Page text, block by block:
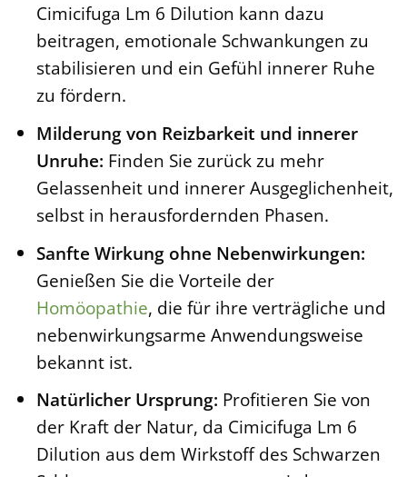
Cimicifuga Lm 6 Dilution kann dazu
beitragen, emotionale Schwankungen zu
stabilisieren und ein Gefühl innerer Ruhe
zu fördern.
Milderung von Reizbarkeit und innerer
Unruhe: Finden Sie zurück zu mehr
Gelassenheit und innerer Ausgeglichenheit,
selbst in herausfordernden Phasen.
Sanfte Wirkung ohne Nebenwirkungen:
Genießen Sie die Vorteile der
Homöopathie, die für ihre verträgliche und
nebenwirkungsarme Anwendungsweise
bekannt ist.
Natürlicher Ursprung: Profitieren Sie von
der Kraft der Natur, da Cimicifuga Lm 6
Dilution aus dem Wirkstoff des Schwarzen